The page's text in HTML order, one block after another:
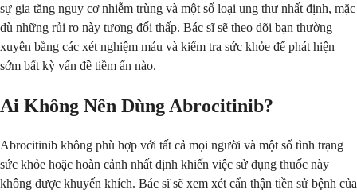
sự gia tăng nguy cơ nhiễm trùng và một số loại ung thư nhất định, mặc
dù những rủi ro này tương đối thấp. Bác sĩ sẽ theo dõi bạn thường
xuyên bằng các xét nghiệm máu và kiểm tra sức khỏe để phát hiện
sớm bất kỳ vấn đề tiềm ẩn nào.
Ai Không Nên Dùng Abrocitinib?
Abrocitinib không phù hợp với tất cả mọi người và một số tình trạng
sức khỏe hoặc hoàn cảnh nhất định khiến việc sử dụng thuốc này
không được khuyến khích. Bác sĩ sẽ xem xét cẩn thận tiền sử bệnh của